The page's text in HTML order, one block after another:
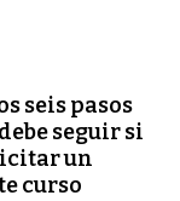
seis pasos
seguir si
un
curso